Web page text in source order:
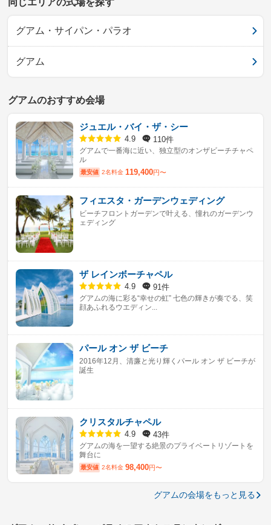
同じエリアの式場を探す
グアム・サイパン・パラオ
グアム
グアムのおすすめ会場
ジュエル・バイ・ザ・シー
4.9 110件
グアムで一番海に近い、独立型のオンザビーチチャペ
ル
最安値 2名料金 119,400円〜
フィエスタ・ガーデンウェディング
ビーチフロントガーデンで叶える、憧れのガーデンウ
ェディング
ザ レインボーチャペル
4.9 91件
グアムの海に彩る“幸せの虹” 七色の輝きが奏でる、笑
顔あふれるウエディン...
パール オン ザ ビーチ
2016年12月、清廉と光り輝くパール オン ザ ビーチが
誕生
クリスタルチャペル
4.9 43件
グアムの海を一望する絶景のプライベートリゾートを
舞台に
最安値 2名料金 98,400円〜
グアムの会場をもっと見る